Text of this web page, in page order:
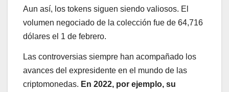
Aun así, los tokens siguen siendo valiosos. El
volumen negociado de la colección fue de 64,716
dólares el 1 de febrero.
Las controversias siempre han acompañado los
avances del expresidente en el mundo de las
criptomonedas. En 2022, por ejemplo, su